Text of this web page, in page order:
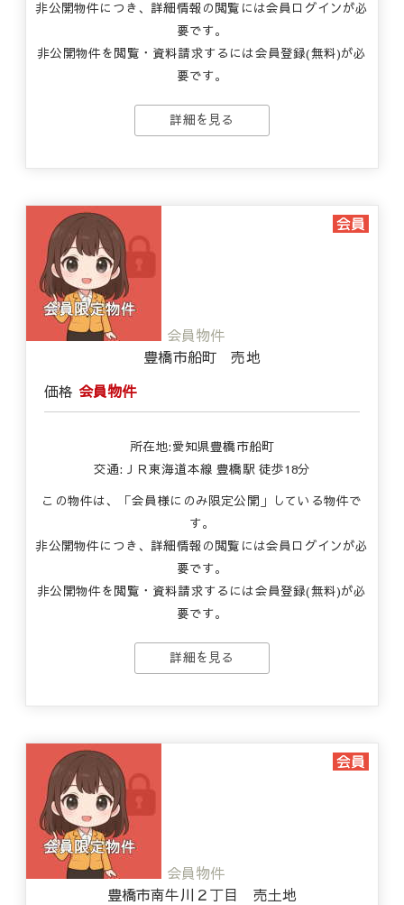
非公開物件につき、詳細情報の閲覧には会員ログインが必
要です。
非公開物件を閲覧・資料請求するには会員登録(無料)が必
要です。
詳細を見る
会員物件
豊橋市船町 売地
価格 会員物件
所在地:愛知県豊橋市船町
交通:ＪＲ東海道本線 豊橋駅 徒歩18分
この物件は、「会員様にのみ限定公開」している物件で
す。
非公開物件につき、詳細情報の閲覧には会員ログインが必
要です。
非公開物件を閲覧・資料請求するには会員登録(無料)が必
要です。
詳細を見る
会員物件
豊橋市南牛川２丁目 売土地